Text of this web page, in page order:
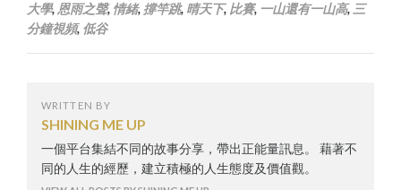
大學, 恩雨之聲, 情緒, 撐竿跳, 晴天下, 比賽, 一山還有一山高, 三
分鐘視頻, 低谷
WRITTEN BY
SHINING ME UP
一個平台集結不同的故事分享，帶出正能量訊息。 藉著不
同的人生的經歷，建立積極的人生態度及價值觀。